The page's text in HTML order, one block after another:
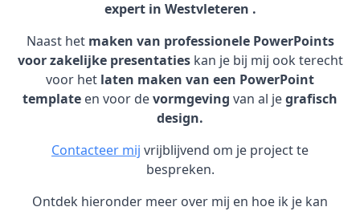
expert in Westvleteren .
Naast het maken van professionele PowerPoints
voor zakelijke presentatieskan je bij mij ook terecht
voor het laten maken van een PowerPoint
template en voor devormgeving van al jegrafisch
design.
Contacteer mij vrijblijvend om je project te
bespreken.
Ontdek hieronder meer over mij en hoe ik je kan